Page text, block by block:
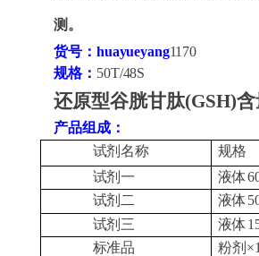
测。
货号：huayueyang1170
规格： 50T/48S
还原型谷胱甘肽(GSH)
产品组成：
试剂名称
规格
试剂一
液体
试剂 二 液体
试剂 三 液体
标准品
粉剂